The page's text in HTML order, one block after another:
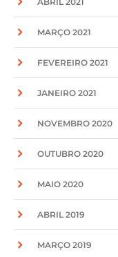
MARÇO 2021
FEVEREIRO 2021
JANEIRO 2021
NOVEMBRO 2020
OUTUBRO 2020
MAIO 2020
ABRIL 2019
MARÇO 2019